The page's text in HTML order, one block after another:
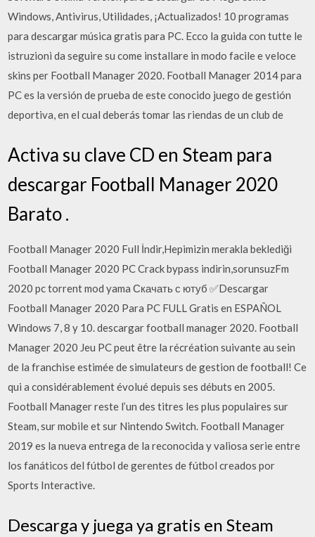
Windows, Antivirus, Utilidades, ¡Actualizados! 10 programas
para descargar música gratis para PC. Ecco la guida con tutte le
istruzioni da seguire su come installare in modo facile e veloce
skins per Football Manager 2020. Football Manager 2014 para
PC es la versión de prueba de este conocido juego de gestión
deportiva, en el cual deberás tomar las riendas de un club de
Activa su clave CD en Steam para
descargar Football Manager 2020
Barato .
Football Manager 2020 Full İndir,Hepimizin merakla beklediği
Football Manager 2020 PC Crack bypass indirin,sorunsuzFm
2020 pc torrent mod yama Скачать с ютуб ✅Descargar
Football Manager 2020 Para PC FULL Gratis en ESPAÑOL
Windows 7, 8 y 10. descargar football manager 2020. Football
Manager 2020 Jeu PC peut être la récréation suivante au sein
de la franchise estimée de simulateurs de gestion de football! Ce
qui a considérablement évolué depuis ses débuts en 2005.
Football Manager reste l’un des titres les plus populaires sur
Steam, sur mobile et sur Nintendo Switch. Football Manager
2019 es la nueva entrega de la reconocida y valiosa serie entre
los fanáticos del fútbol de gerentes de fútbol creados por
Sports Interactive.
Descarga y juega ya gratis en Steam